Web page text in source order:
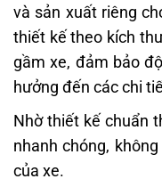
và sản xuất riêng
thiết kế theo kích
gầm xe, đảm bảo
hưởng đến các chi
Nhờ thiết kế chuẩn
nhanh chóng,
của xe.